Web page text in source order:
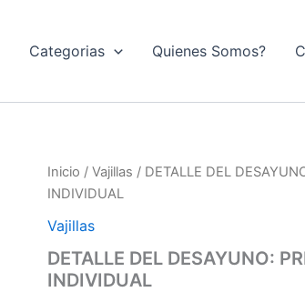
Categorias Quienes Somos?
Inicio / Vajillas / DETALLE DEL
INDIVIDUAL
Vajillas
DETALLE DEL DESAYUNO:
INDIVIDUAL